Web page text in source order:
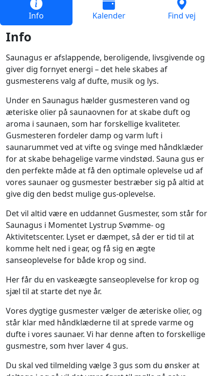
Info Kalender Find vej
Info
Saunagus er afslappende, beroligende, livsgivende og
giver dig fornyet energi – det hele skabes af
gusmesterens valg af dufte, musik og lys.
Under en Saunagus hælder gusmesteren vand og
æteriske olier på saunaovnen for at skabe duft og
aroma i saunaen, som har forskellige kvaliteter.
Gusmesteren fordeler damp og varm luft i
saunarummet ved at vifte og svinge med håndklæder
for at skabe behagelige varme vindstød. Sauna gus er
den perfekte måde at få den optimale oplevelse ud af
vores saunaer og gusmester bestræber sig på altid at
give dig den bedst mulige gus-oplevelse.
Det vil altid være en uddannet Gusmester, som står for
Saunagus i Momentet Lystrup Svømme- og
Aktivitetscenter. Lyset er dæmpet, så der er tid til at
komme helt ned i gear, og få sig en ægte
sanseoplevelse for både krop og sind.
Her får du en vaskeægte sanseoplevelse for krop og
sjæl til at starte det nye år.
Vores dygtige gusmester vælger de æteriske olier, og
står klar med håndklæderne til at sprede varme og
dufte i vores saunaer. Vi har denne aften to forskellige
gusmestre, som hver laver 4 gus.
Du skal ved tilmelding vælge 3 gus som du ønsker at